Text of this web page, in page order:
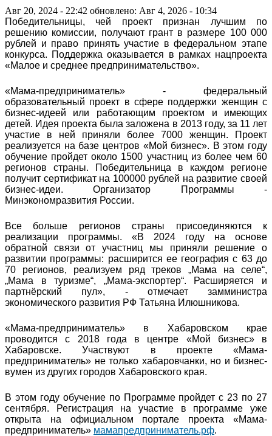
Авг 20, 2024 - 22:42 обновлено: Авг 4, 2026 - 10:34
Победительницы, чей проект признан лучшим по
решению комиссии, получают грант в размере 100 000
рублей и право принять участие в федеральном этапе
конкурса. Поддержка оказывается в рамках нацпроекта
«Малое и среднее предпринимательство».
«Мама-предприниматель» - федеральный
образовательный проект в сфере поддержки женщин с
бизнес-идеей или работающим проектом и имеющих
детей. Идея проекта была заложена в 2013 году, за 11 лет
участие в ней приняли более 7000 женщин. Проект
реализуется на базе центров «Мой бизнес». В этом году
обучение пройдет около 1500 участниц из более чем 60
регионов страны. Победительница в каждом регионе
получит сертификат на 100000 рублей на развитие своей
бизнес-идеи. Организатор Программы -
Минэкономразвития России.
Все больше регионов страны присоединяются к
реализации программы. «В 2024 году на основе
обратной связи от участниц мы приняли решение о
развитии программы: расширится ее география с 63 до
70 регионов, реализуем ряд треков „Мама на селе“,
„Мама в туризме“, „Мама-экспортер“. Расширяется и
партнёрский пул», - отмечает замминистра
экономического развития РФ Татьяна Илюшникова.
«Мама-предприниматель» в Хабаровском крае
проводится с 2018 года в центре «Мой бизнес» в
Хабаровске. Участвуют в проекте «Мама-
предприниматель» не только хабаровчанки, но и бизнес-
вумен из других городов Хабаровского края.
В этом году обучение по Программе пройдет с 23 по 27
сентября. Регистрация на участие в программе уже
открыта на официальном портале проекта «Мама-
предприниматель» мамапредприниматель.рф.